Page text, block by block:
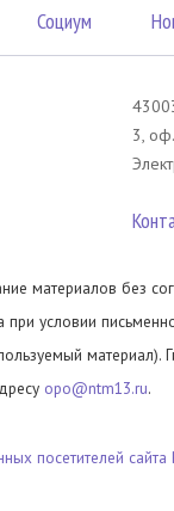
Социум
3,
материалов без
условии
материал).
opo@ntm13.ru.
посетителей